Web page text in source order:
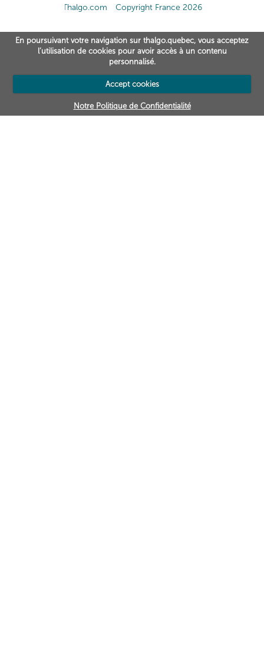
Thalgo.com
Copyright France 2026
En poursuivant votre navigation sur thalgo.quebec, vous acceptez
l’utilisation de cookies pour avoir accès à un contenu
personnalisé.
Accept cookies
Notre Politique de Confidentialité